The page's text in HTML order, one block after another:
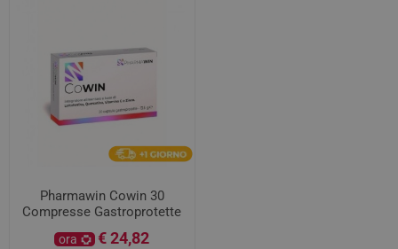
Pharmawin Cowin 30
Compresse Gastroprotette
ora € 24,82